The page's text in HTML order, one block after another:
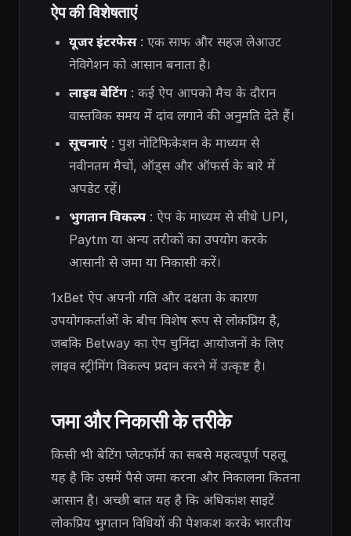
ऐप की विशेषताएं
यूजर इंटरफेस: एक साफ और सहज लेआउट
नेविगेशन को आसान बनाता है।
लाइव बेटिंग: कई ऐप आपको मैच के दौरान
वास्तविक समय में दांव लगाने की अनुमति देते हैं।
सूचनाएं: पुश नोटिफिकेशन के माध्यम से
नवीनतम मैचों, ऑड्स और ऑफर्स के बारे में
अपडेट रहें।
भुगतान विकल्प: ऐप के माध्यम से सीधे UPI,
Paytm या अन्य तरीकों का उपयोग करके
आसानी से जमा या निकासी करें।
1xBet ऐप अपनी गति और दक्षता के कारण
उपयोगकर्ताओं के बीच विशेष रूप से लोकप्रिय है,
जबकि Betway का ऐप चुनिंदा आयोजनों के लिए
लाइव स्ट्रीमिंग विकल्प प्रदान करने में उत्कृष्ट है।
जमा और निकासी के तरीके
किसी भी बेटिंग प्लेटफॉर्म का सबसे महत्वपूर्ण पहलू
यह है कि उसमें पैसे जमा करना और निकालना कितना
आसान है। अच्छी बात यह है कि अधिकांश साइटें
लोकप्रिय भुगतान विधियों की पेशकश करके भारतीय